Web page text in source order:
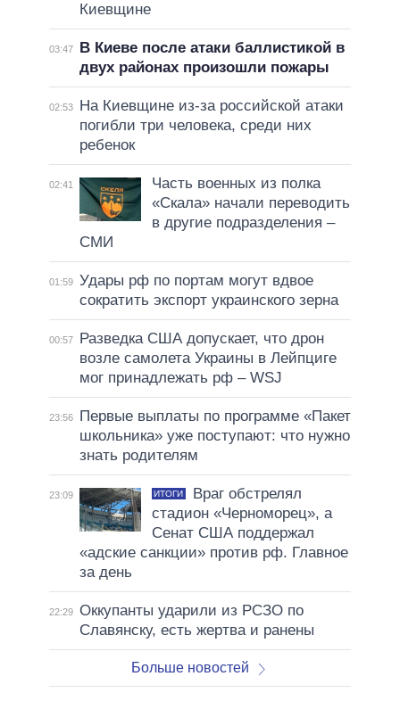
Киевщине
03:47
В Киеве после атаки баллистикой в
двух районах произошли пожары
02:53
На Киевщине из-за российской атаки
погибли три человека, среди них
ребенок
02:41
Часть военных из полка
«Скала» начали переводить
в другие подразделения –
СМИ
01:59 Удары рф по портам могут вдвое
сократить экспорт украинского зерна
00:57
Разведка США допускает, что дрон
возле самолета Украины в Лейпциге
мог принадлежать рф – WSJ
23:56
Первые выплаты по программе «Пакет
школьника» уже поступают: что нужно
знать родителям
23:09 ИТОГИ
Враг обстрелял
стадион «Черноморец», а
Сенат США поддержал
«адские санкции» против рф. Главное
за день
22:29 Оккупанты ударили из РСЗО по
Славянску, есть жертва и ранены
Больше новостей